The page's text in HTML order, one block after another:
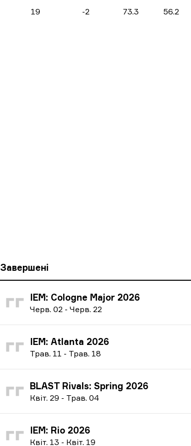
19 -2 73.3 56.2
Завершені
IEM: Cologne Major 2026
Черв. 02 - Черв. 22
IEM: Atlanta 2026
Трав. 11 - Трав. 18
BLAST Rivals: Spring 2026
Квіт. 29 - Трав. 04
IEM: Rio 2026
Квіт. 13 - Квіт. 19